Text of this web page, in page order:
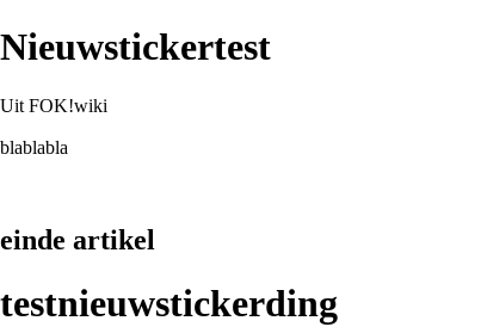
Nieuwstickertest
Uit FOK!wiki
blablabla
einde artikel
testnieuwstickerding